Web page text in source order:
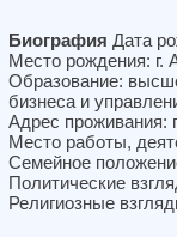
Биография Дата
Место рождения: г.
Образование:
бизнеса и
Адрес проживания:
Место работы,
Семейное
Политические
Религиозные